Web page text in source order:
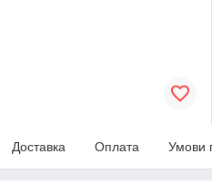
Доставка Оплата Умови